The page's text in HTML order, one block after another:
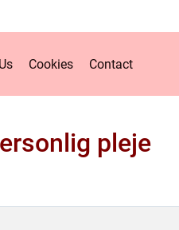
Cookies Contact
pleje